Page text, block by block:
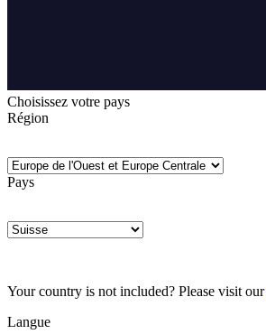
Choisissez votre pays
Région
Pays
Your country is not included? Please visit our
Langue